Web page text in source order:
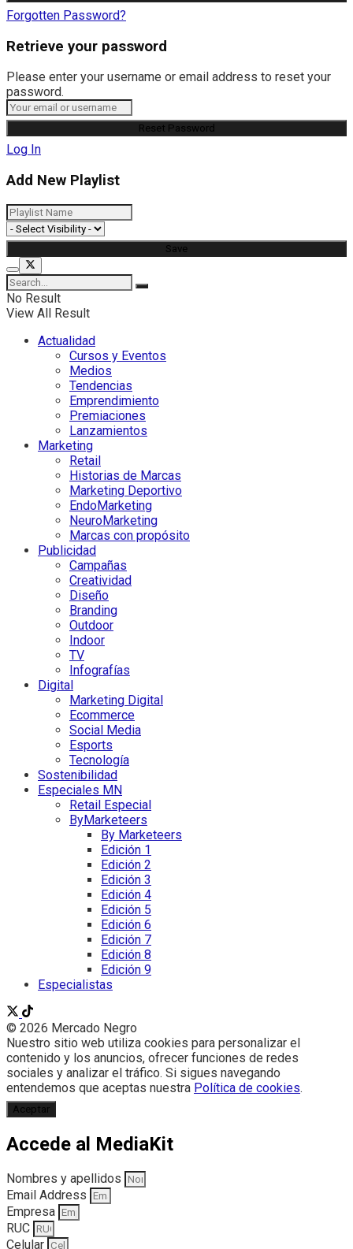
Forgotten Password?
Retrieve your password
Please enter your username or email address to reset your
password.
Log In
Add New Playlist
No Result
View All Result
Actualidad
Cursos y Eventos
Medios
Tendencias
Emprendimiento
Premiaciones
Lanzamientos
Marketing
Retail
Historias de Marcas
Marketing Deportivo
EndoMarketing
NeuroMarketing
Marcas con propósito
Publicidad
Campañas
Creatividad
Diseño
Branding
Outdoor
Indoor
TV
Infografías
Digital
Marketing Digital
Ecommerce
Social Media
Esports
Tecnología
Sostenibilidad
Especiales MN
Retail Especial
ByMarketeers
By Marketeers
Edición 1
Edición 2
Edición 3
Edición 4
Edición 5
Edición 6
Edición 7
Edición 8
Edición 9
Especialistas
© 2026 Mercado Negro
Nuestro sitio web utiliza cookies para personalizar el
contenido y los anuncios, ofrecer funciones de redes
sociales y analizar el tráfico. Si sigues navegando
entendemos que aceptas nuestra Política de cookies.
Aceptar
Accede al MediaKit
Nombres y apellidos
Email Address
Empresa
RUC
Celular